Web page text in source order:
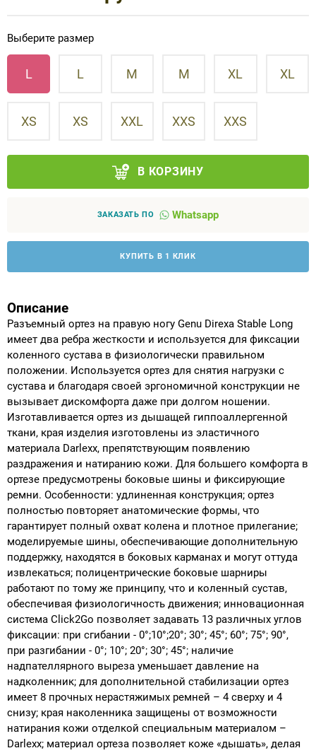
Выберите размер
L L M M XL XL
XS XS XXL XXS XXS
В КОРЗИНУ
ЗАКАЗАТЬ ПО Whatsapp
КУПИТЬ В 1 КЛИК
Описание
Разъемный ортез на правую ногу Genu Direxa Stable Long
имеет два ребра жесткости и используется для фиксации
коленного сустава в физиологически правильном
положении. Используется ортез для снятия нагрузки с
сустава и благодаря своей эргономичной конструкции не
вызывает дискомфорта даже при долгом ношении.
Изготавливается ортез из дышащей гиппоаллергенной
ткани, края изделия изготовлены из эластичного
материала Darlexx, препятствующим появлению
раздражения и натиранию кожи. Для большего комфорта в
ортезе предусмотрены боковые шины и фиксирующие
ремни. Особенности: удлиненная конструкция; ортез
полностью повторяет анатомические формы, что
гарантирует полный охват колена и плотное прилегание;
моделируемые шины, обеспечивающие дополнительную
поддержку, находятся в боковых карманах и могут оттуда
извлекаться; полицентрические боковые шарниры
работают по тому же принципу, что и коленный сустав,
обеспечивая физиологичность движения; инновационная
система Click2Go позволяет задавать 13 различных углов
фиксации: при сгибании - 0°;10°;20°; 30°; 45°; 60°; 75°; 90°,
при разгибании - 0°; 10°; 20°; 30°; 45°; наличие
надпателлярного выреза уменьшает давление на
надколенник; для дополнительной стабилизации ортез
имеет 8 прочных нерастяжимых ремней – 4 сверху и 4
снизу; края наколенника защищены от возможности
натирания кожи отделкой специальным материалом –
Darlexx; материал ортеза позволяет коже «дышать», делая
инвалидов
Противопролежневые матрасы, подушки
ОПОРЫ, ВЕРТИКАЛИЗАТОРЫ, Оборудование
Индивидуальное изготовление